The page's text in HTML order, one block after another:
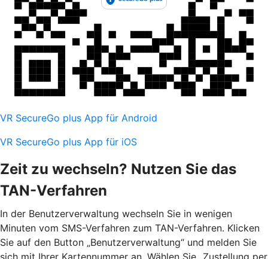
VR SecureGo plus App für Android
VR SecureGo plus App für iOS
Zeit zu wechseln? Nutzen Sie das
TAN-Verfahren
In der Benutzerverwaltung wechseln Sie in wenigen
Minuten vom SMS-Verfahren zum TAN-Verfahren. Klicken
Sie auf den Button „Benutzerverwaltung“ und melden Sie
sich mit Ihrer Kartennummer an. Wählen Sie „Zustellung per